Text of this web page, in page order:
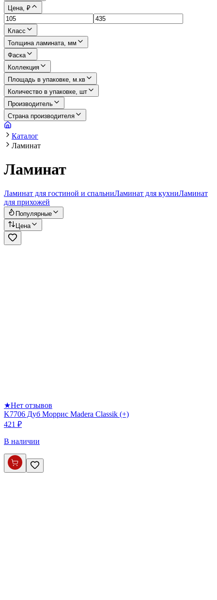
Цена, ₽
Класс
Толщина ламината, мм
Фаска
Коллекция
Площадь в упаковке, м.кв
Количество в упаковке, шт
Производитель
Страна производителя
Каталог
Ламинат
Ламинат
Ламинат для гостиной и спальниЛаминат для кухниЛаминат
для прихожей
Популярные
Цена
★Нет отзывов
K7706 Дуб Моррис Madera Classik (+)
421 ₽
В наличии